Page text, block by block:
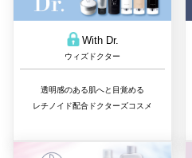
With Dr.
ウィズドクター
透明感のある肌へと目覚める
レチノイド配合ドクターズコスメ